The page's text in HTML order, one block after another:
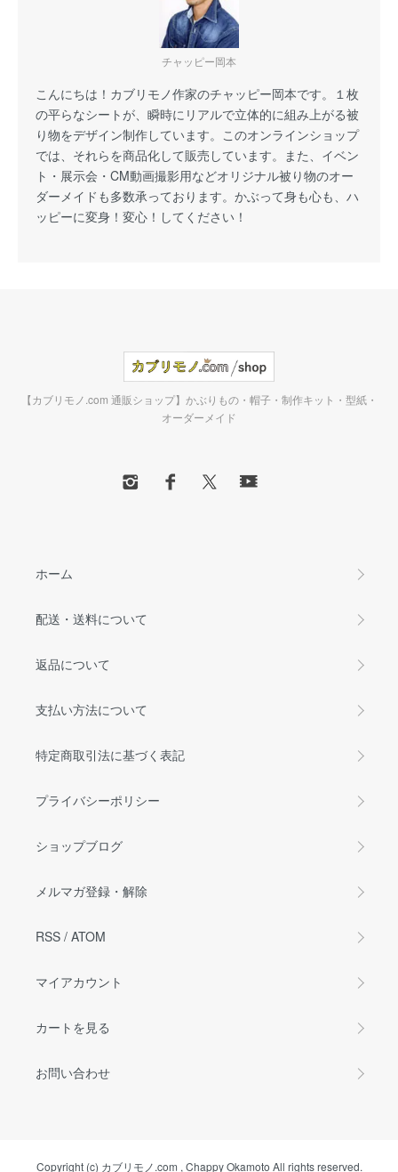
チャッピー岡本
こんにちは！カブリモノ作家のチャッピー岡本です。１枚
の平らなシートが、瞬時にリアルで立体的に組み上がる被
り物をデザイン制作しています。このオンラインショップ
では、それらを商品化して販売しています。また、イベン
ト・展示会・CM動画撮影用などオリジナル被り物のオー
ダーメイドも多数承っております。かぶって身も心も、ハ
ッピーに変身！変心！してください！
【カブリモノ.com 通販ショップ】かぶりもの・帽子・制作キット・型紙・
オーダーメイド
ホーム
配送・送料について
返品について
支払い方法について
特定商取引法に基づく表記
プライバシーポリシー
ショップブログ
メルマガ登録・解除
RSS / ATOM
マイアカウント
カートを見る
お問い合わせ
Copyright (c) カブリモノ.com , Chappy Okamoto All rights reserved.